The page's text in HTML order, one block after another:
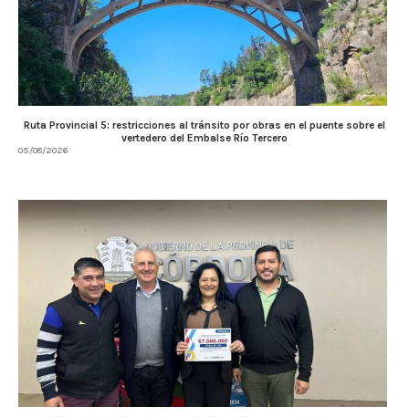
Ruta Provincial 5: restricciones al tránsito por obras en el puente sobre el
vertedero del Embalse Río Tercero
05/08/2026